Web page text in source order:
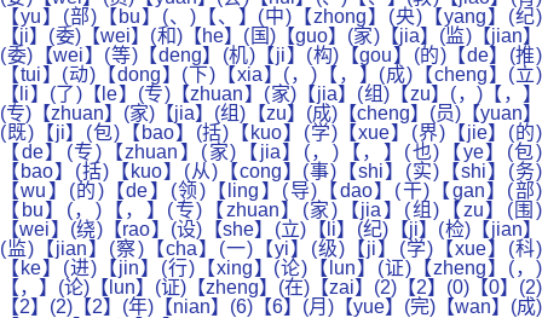
【yu】(部)【bu】(、)【、】(中)【zhong】(央)【yang】(纪)
【ji】(委)【wei】(和)【he】(国)【guo】(家)【jia】(监)【jian】
(委)【wei】(等)【deng】(机)【ji】(构)【gou】(的)【de】(推)
【tui】(动)【dong】(下)【xia】(，)【，】(成)【cheng】(立)
【li】(了)【le】(专)【zhuan】(家)【jia】(组)【zu】(，)【，】
(专)【zhuan】(家)【jia】(组)【zu】(成)【cheng】(员)【yuan】
(既)【ji】(包)【bao】(括)【kuo】(学)【xue】(界)【jie】(的)
【de】(专)【zhuan】(家)【jia】(，)【，】(也)【ye】(包)
【bao】(括)【kuo】(从)【cong】(事)【shi】(实)【shi】(务)
【wu】(的)【de】(领)【ling】(导)【dao】(干)【gan】(部)
【bu】(，)【，】(专)【zhuan】(家)【jia】(组)【zu】(围)
【wei】(绕)【rao】(设)【she】(立)【li】(纪)【ji】(检)【jian】
(监)【jian】(察)【cha】(一)【yi】(级)【ji】(学)【xue】(科)
【ke】(进)【jin】(行)【xing】(论)【lun】(证)【zheng】(，)
【，】(论)【lun】(证)【zheng】(在)【zai】(2)【2】(0)【0】(2)
【2】(2)【2】(年)【nian】(6)【6】(月)【yue】(完)【wan】(成)